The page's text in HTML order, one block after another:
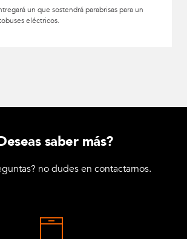
un que sostendrá parabrisas para un
eléctricos.
saber más?
no dudes en contactarnos.